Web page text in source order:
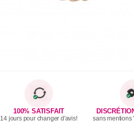
100% SATISFAIT
14 jours pour changer d'avis! sans mentions